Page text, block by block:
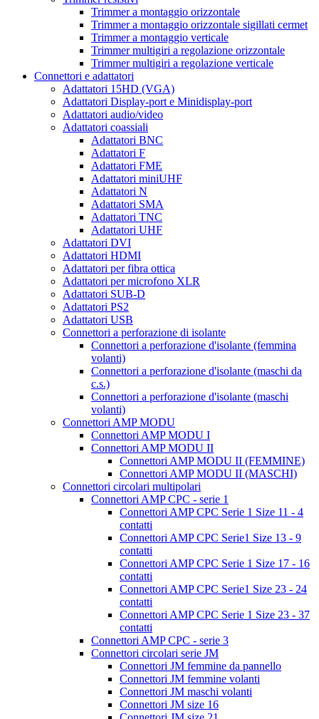
Trimmer a montaggio orizzontale
Trimmer a montaggio orizzontale sigillati cermet
Trimmer a montaggio verticale
Trimmer multigiri a regolazione orizzontale
Trimmer multigiri a regolazione verticale
Connettori e adattatori
Adattatori 15HD (VGA)
Adattatori Display-port e Minidisplay-port
Adattatori audio/video
Adattatori coassiali
Adattatori BNC
Adattatori F
Adattatori FME
Adattatori miniUHF
Adattatori N
Adattatori SMA
Adattatori TNC
Adattatori UHF
Adattatori DVI
Adattatori HDMI
Adattatori per fibra ottica
Adattatori per microfono XLR
Adattatori SUB-D
Adattatori PS2
Adattatori USB
Connettori a perforazione di isolante
Connettori a perforazione d'isolante (femmina
volanti)
Connettori a perforazione d'isolante (maschi da
c.s.)
Connettori a perforazione d'isolante (maschi
volanti)
Connettori AMP MODU
Connettori AMP MODU I
Connettori AMP MODU II
Connettori AMP MODU II (FEMMINE)
Connettori AMP MODU II (MASCHI)
Connettori circolari multipolari
Connettori AMP CPC - serie 1
Connettori AMP CPC Serie 1 Size 11 - 4
contatti
Connettori AMP CPC Serie1 Size 13 - 9
contatti
Connettori AMP CPC Serie 1 Size 17 - 16
contatti
Connettori AMP CPC Serie1 Size 23 - 24
contatti
Connettori AMP CPC Serie 1 Size 23 - 37
contatti
Connettori AMP CPC - serie 3
Connettori circolari serie JM
Connettori JM femmine da pannello
Connettori JM femmine volanti
Connettori JM maschi volanti
Connettori JM size 16